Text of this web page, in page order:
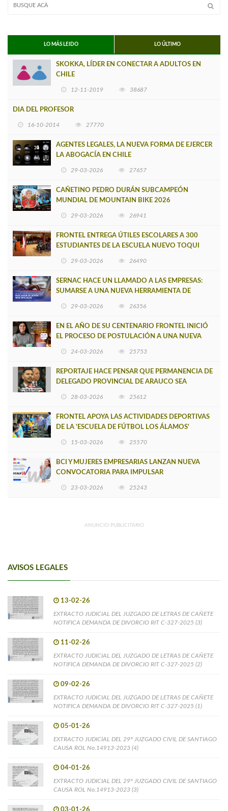
LO MÁS LEIDO LO ÚLTIMO
SKOKKA, LÍDER EN CONECTAR A ADULTOS EN
CHILE
12-11-2019 38687
DIA DEL PROFESOR
16-10-2014 27770
AGENTES LEGALES, LA NUEVA FORMA DE EJERCER
LA ABOGACÍA EN CHILE
29-03-2026 27657
CAÑETINO PEDRO DURÁN SUBCAMPEÓN
MUNDIAL DE MOUNTAIN BIKE 2026
29-03-2026 26941
FRONTEL ENTREGA ÚTILES ESCOLARES A 300
ESTUDIANTES DE LA ESCUELA NUEVO TOQUI
29-03-2026 26490
SERNAC HACE UN LLAMADO A LAS EMPRESAS:
SUMARSE A UNA NUEVA HERRAMIENTA DE
29-03-2026 26356
EN EL AÑO DE SU CENTENARIO FRONTEL INICIÓ
EL PROCESO DE POSTULACIÓN A UNA NUEVA
24-03-2026 25753
REPORTAJE HACE PENSAR QUE PERMANENCIA DE
DELEGADO PROVINCIAL DE ARAUCO SEA
28-03-2026 25612
FRONTEL APOYA LAS ACTIVIDADES DEPORTIVAS
DE LA 'ESCUELA DE FÚTBOL LOS ÁLAMOS'
15-03-2026 25570
BCI Y MUJERES EMPRESARIAS LANZAN NUEVA
CONVOCATORIA PARA IMPULSAR
23-03-2026 25243
ANUNCIO PUBLICITARIO
AVISOS LEGALES
13-02-26
EXTRACTO JUDICIAL DEL JUZGADO DE LETRAS DE CAÑETE
NOTIFICA DEMANDA DE DIVORCIO RIT C-327-2025 (3)
11-02-26
EXTRACTO JUDICIAL DEL JUZGADO DE LETRAS DE CAÑETE
NOTIFICA DEMANDA DE DIVORCIO RIT C-327-2025 (2)
09-02-26
EXTRACTO JUDICIAL DEL JUZGADO DE LETRAS DE CAÑETE
NOTIFICA DEMANDA DE DIVORCIO RIT C-327-2025 (1)
05-01-26
EXTRACTO JUDICIAL DEL 29° JUZGADO CIVIL DE SANTIAGO
CAUSA ROL No.14913-2023 (4)
04-01-26
EXTRACTO JUDICIAL DEL 29° JUZGADO CIVIL DE SANTIAGO
CAUSA ROL No.14913-2023 (3)
03-01-26